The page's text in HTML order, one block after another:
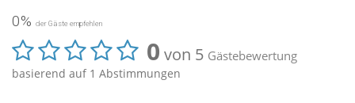
0% der Gäste empfehlen
0 von 5 Gästebewertung
basierend auf 1 Abstimmungen